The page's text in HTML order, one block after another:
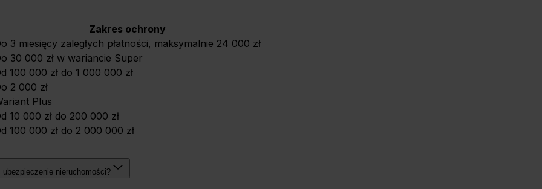
Zakres ochrony
3 miesięcy zaległych płatności, maksymalnie 24 000 zł
30 000 zł w wariancie Super
100 000 zł do 1 000 000 zł
2 000 zł
Plus
10 000 zł do 200 000 zł
100 000 zł do 2 000 000 zł
nieruchomości?